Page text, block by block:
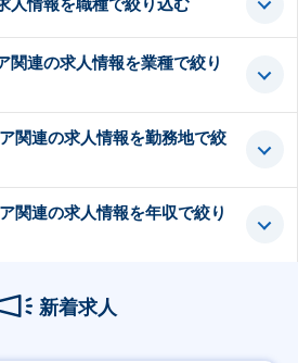
人情報を職種で絞り込む
関連の求人情報を業種で絞り
関連の求人情報を勤務地で絞
関連の求人情報を年収で絞り
新着求人